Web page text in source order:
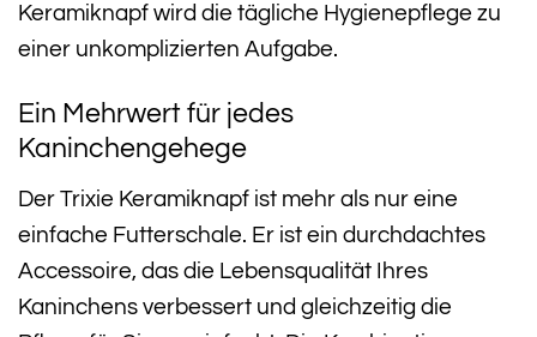
Keramiknapf wird die tägliche Hygienepflege zu
einer unkomplizierten Aufgabe.
Ein Mehrwert für jedes
Kaninchengehege
Der Trixie Keramiknapf ist mehr als nur eine
einfache Futterschale. Er ist ein durchdachtes
Accessoire, das die Lebensqualität Ihres
Kaninchens verbessert und gleichzeitig die